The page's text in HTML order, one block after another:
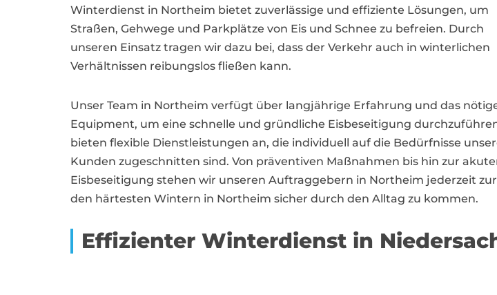
Winterdienst in Northeim bietet zuverlässige und effiziente Lösungen, um
Straßen, Gehwege und Parkplätze von Eis und Schnee zu befreien. Durch
unseren Einsatz tragen wir dazu bei, dass der Verkehr auch in winterlichen
Verhältnissen reibungslos fließen kann.
Unser Team in Northeim verfügt über langjährige Erfahrung und das
Equipment, um eine schnelle und gründliche Eisbeseitigung
bieten flexible Dienstleistungen an, die individuell auf die Bedürfnisse
Kunden zugeschnitten sind. Von präventiven Maßnahmen bis hin zur
Eisbeseitigung stehen wir unseren Auftraggebern in Northeim jederzeit
den härtesten Wintern in Northeim sicher durch den Alltag zu kommen.
Effizienter Winterdienst in